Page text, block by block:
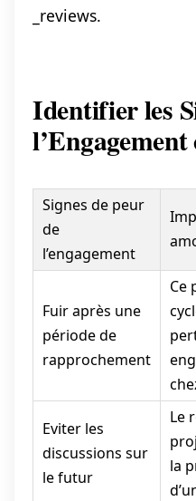
_reviews.
Identifier les
Signes de peur
de
l’engagement
Fuir après une
période de
rapprochement
Ce
Eviter les
discussions sur
le futur
Le
la